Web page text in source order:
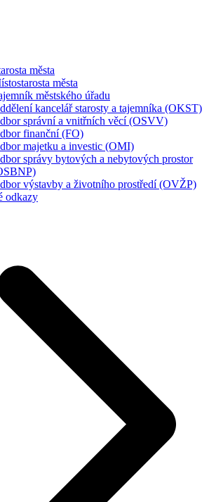
města
města
městského úřadu
kancelář starosty a tajemníka (OKST)
správní a vnitřních věcí (OSVV)
finanční (FO)
majetku a investic (OMI)
správy bytových a nebytových prostor
výstavby a životního prostředí (OVŽP)
odkazy